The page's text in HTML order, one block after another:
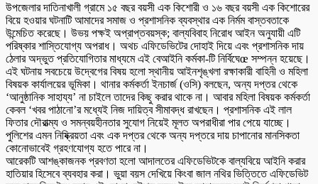
উপজেলার দাতিনাখালী গ্রামে ১৫ বছর বয়সী এক কিশোরী ও ১৬ বছর বয়সী এক কিশোরের
বিয়ে হওয়ার ঘটনাটি আমাদের সমাজ ও প্রশাসনিক ব্যবস্থার এক নির্মম বাস্তবতাকে
উন্মেচিত করেছে। উভয় পক্ষই অপ্রাপ্তবয়স্ক; বাল্যবিবাহ নিরোধ আইন অনুযায়ী এটি
পরিষ্কার শাস্তিযোগ্য অপরাধ। অথচ এফিডেভিটের দোহাই দিয়ে এবং প্রশাসনিক দায়
ঠেলার অদ্ভুত প্রতিযোগিতার মাধ্যমে এই বেআইনি কর্মকা-টি নির্বিঘেœ সম্পন্ন হয়েছে।
এই ঘটনায় সবচেয়ে উদ্বেগের বিষয় হলো স্থানীয় আইনশৃঙ্খলা রক্ষাকারী বাহিনী ও মহিলা
বিষয়ক কার্যালয়ের ভূমিকা। থানার কর্মকর্তা ইনচার্জ (ওসি) বলছেন, অন্য দপ্তর থেকে
‘আনুষ্ঠানিক সাহায্য’ না চাইলে তাদের কিছু করার থাকে না। আবার মহিলা বিষয়ক কর্মকর্তা
কেবল ‘খবর পাঠানো’র মধ্যেই নিজ দায়িত্ব সীমাবদ্ধ রাখছেন। প্রশাসনিক এই লাল
ফিতার দৌরাত্ম্য ও সমন্বয়হীনতার সুযোগ নিয়েই মূলত অপরাধীরা পার পেয়ে যাচ্ছে।
পুলিশের এমন নিষ্ক্রিয়তা এবং এক দপ্তর থেকে অন্য দপ্তরে দায় চাপানোর মানসিকতা
কোনোভাবেই গ্রহণযোগ্য হতে পারে না।
আরেকটি আশঙ্কাজনক প্রবণতা হলো আদালতের এফিডেভিটকে বাল্যবিয়ে আইনি করার
হাতিয়ার হিসেবে ব্যবহার করা। ভুয়া বয়স দেখিয়ে কিংবা জাল নথির ভিত্তিতে এফিডেভিট